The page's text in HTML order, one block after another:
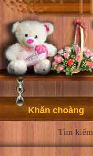
Khăn choàng
Tìm kiếm